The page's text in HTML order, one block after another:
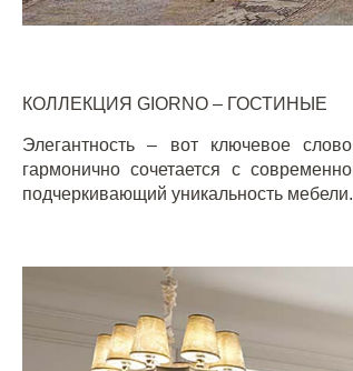
КОЛЛЕКЦИЯ GIORNO – ГОСТИНЫЕ
Элегантность – вот ключевое
гармонично сочетается с
подчеркивающий уникальность